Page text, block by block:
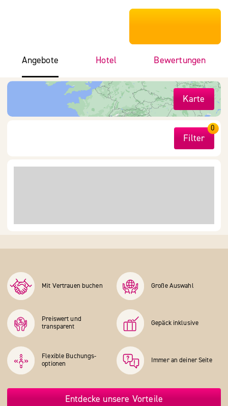
Angebote Hotel Bewertungen
Karte
Filter
0
Mit Vertrauen buchen Große Auswahl
Preiswert und
transparent
Gepäck inklusive
Flexible Buchungs­
optionen
Immer an deiner Seite
Entdecke unsere Vorteile